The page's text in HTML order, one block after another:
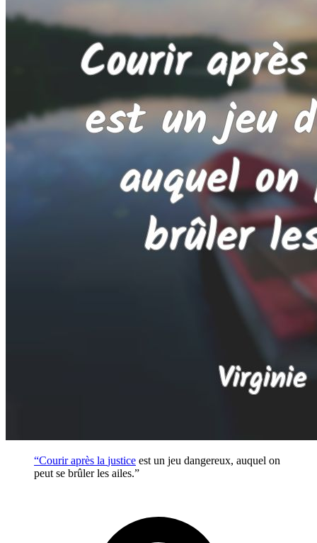
“Courir après la justice est un jeu dangereux, auquel on
peut se brûler les ailes.”